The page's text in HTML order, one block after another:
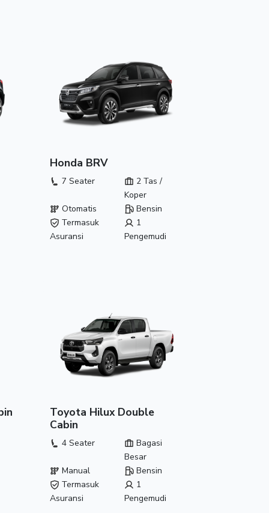
Honda BRV
7 Seater
2 Tas /
Koper
Otomatis
Bensin
Termasuk
Asuransi
1
Pengemudi
Toyota Hilux Double
Cabin
4 Seater
Bagasi
Besar
Manual
Bensin
Termasuk
Asuransi
1
Pengemudi